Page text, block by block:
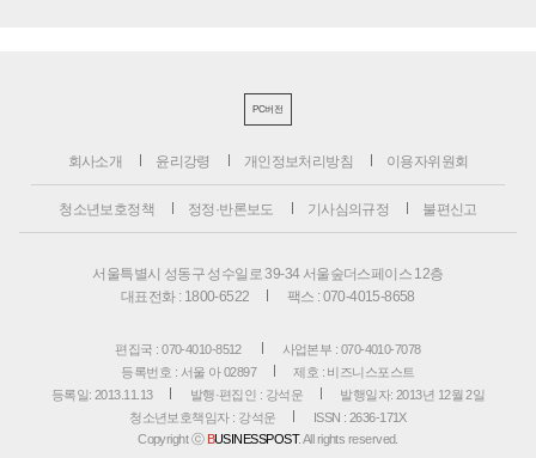
PC버전
회사소개 윤리강령 개인정보처리방침 이용자위원회
청소년보호정책 정정·반론보도 기사심의규정 불편신고
서울특별시 성동구 성수일로 39-34 서울숲더스페이스 12층
대표전화 : 1800-6522
팩스 : 070-4015-8658
편집국 : 070-4010-8512
사업본부 : 070-4010-7078
등록번호 : 서울 아 02897
제호 : 비즈니스포스트
등록일: 2013.11.13
발행·편집인 : 강석운
발행일자: 2013년 12월 2일
청소년보호책임자 : 강석운
ISSN : 2636-171X
Copyright ⓒ BUSINESSPOST. All rights reserved.